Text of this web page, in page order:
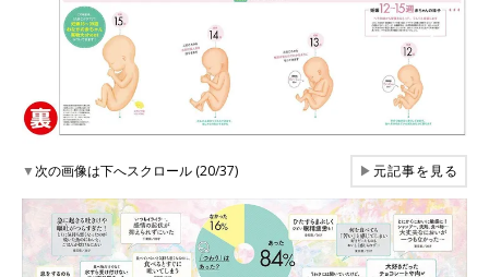
▼次の画像は下へスクロール (20/37) ▶元記事を見る